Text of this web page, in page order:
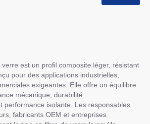
est un profil composite léger, résistant
pour des applications industrielles,
exigeantes. Elle offre un équilibre
mécanique, durabilité
performance isolante. Les responsables
fabricants OEM et entreprises